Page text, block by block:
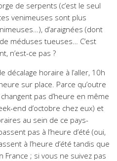
de serpents (c’est le seul
venimeuses sont plus
d’araignées (dont
méduses tueuses… C’est
n’est-ce pas ?
décalage horaire à l’aller, 10h
sur place. Parce qu’outre
pas d’heure en même
end d’octobre chez eux) et
au sein de ce pays-
pas à l’heure d’été (oui,
à l’heure d’été tandis que
France ; si vous ne suivez pas